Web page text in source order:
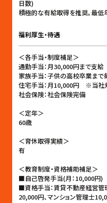
日数)
積極的な有給取得を推奨。最低
福利厚生・待遇
＜各手当・制度補足＞
通勤手当：月30,000円まで支給
家族手当：子供の高校卒業まで
住宅手当：月10,000円 ※当社
社会保険：社会保険完備
＜定年＞
60歳
＜育休取得実績＞
有
＜教育制度・資格補助補足＞
■自己啓発手当(月：10,000円)
■資格手当：賃貸不動産経営管
20,000円、マンション管理士